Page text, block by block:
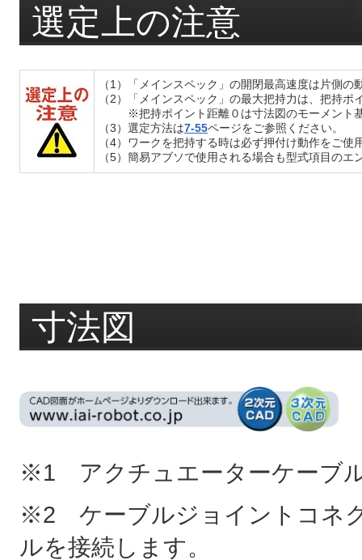
選定上の注意
（1）「メインスペック」の開閉最高速度は片側
（2）「メインスペック」の最大把持力は、把持
※把持ポイント距離０は寸法図のモーメント
（3）選定方法は7-55ページをご参照ください。
（4）ワークを把持する時は必ず押付け動作をご使
（5）簡易アブソで使用される場合も型式項目の
寸法図
※1 アクチュエーターケーブ
※2 ケーブルジョイントコネ
ルを接続します。